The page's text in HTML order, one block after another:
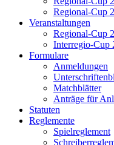
Regional-Cup
Veranstaltungen
Regional-Cup
Interregio-Cup
Formulare
Anmeldungen
Matchblätter
Anträge für
Statuten
Reglemente
Spielreglement